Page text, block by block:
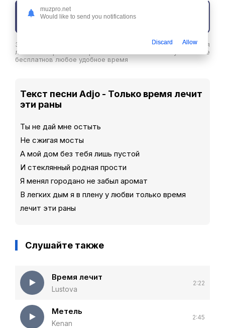
Скачать трек
Здесь вы можете скачать песню Adjo - Только время
лечит эти раны в хорошем качестве или слушайте ее
бесплатнов любое удобное время
Текст песни Adjo - Только время лечит
эти раны
Ты не дай мне остыть
Не сжигая мосты
А мой дом без тебя лишь пустой
И стеклянный родная прости
Я менял городано не забыл аромат
В легких дым я в плену у любви только время
лечит эти раны
Слушайте также
Время лечит
Lustova
2:22
Метель
Kenan
2:45
muzpro.net
Would like to send you notifications
Discard Allow